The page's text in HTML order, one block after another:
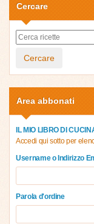
Cercare
Cercare
Area abbonati
IL MIO LIBRO DI
Accedi qui sotto per
Username o Indirizzo
Parola d'ordine